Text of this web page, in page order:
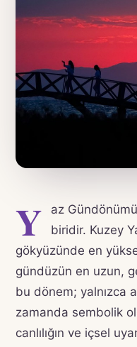
Y
az
biridir. Kuzey
gökyüzünde en
gündüzün en uzun,
bu dönem; yalnızca
zamanda sembolik
canlılığın ve içsel